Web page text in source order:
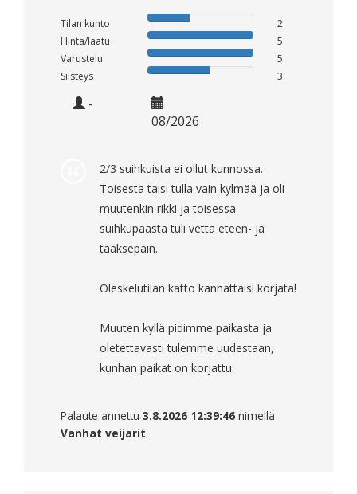
Tilan kunto
2
Hinta/laatu
5
Varustelu
5
Siisteys
3
-
08/2026
2/3 suihkuista ei ollut kunnossa.
Toisesta taisi tulla vain kylmää ja oli
muutenkin rikki ja toisessa
suihkupäästä tuli vettä eteen- ja
taaksepäin.
Oleskelutilan katto kannattaisi korjata!
Muuten kyllä pidimme paikasta ja
oletettavasti tulemme uudestaan,
kunhan paikat on korjattu.
Palaute annettu 3.8.2026 12:39:46 nimellä
Vanhat veijarit.